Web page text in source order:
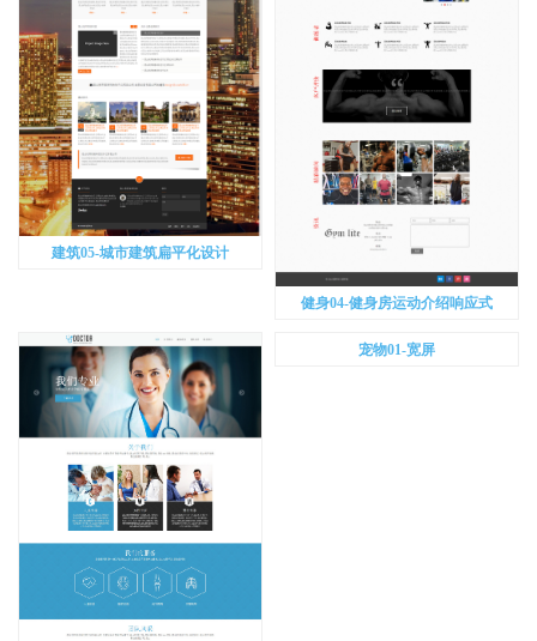
建筑05-城市建筑扁平化设计
健身04-健身房运动介绍响应式
宠物01-宽屏